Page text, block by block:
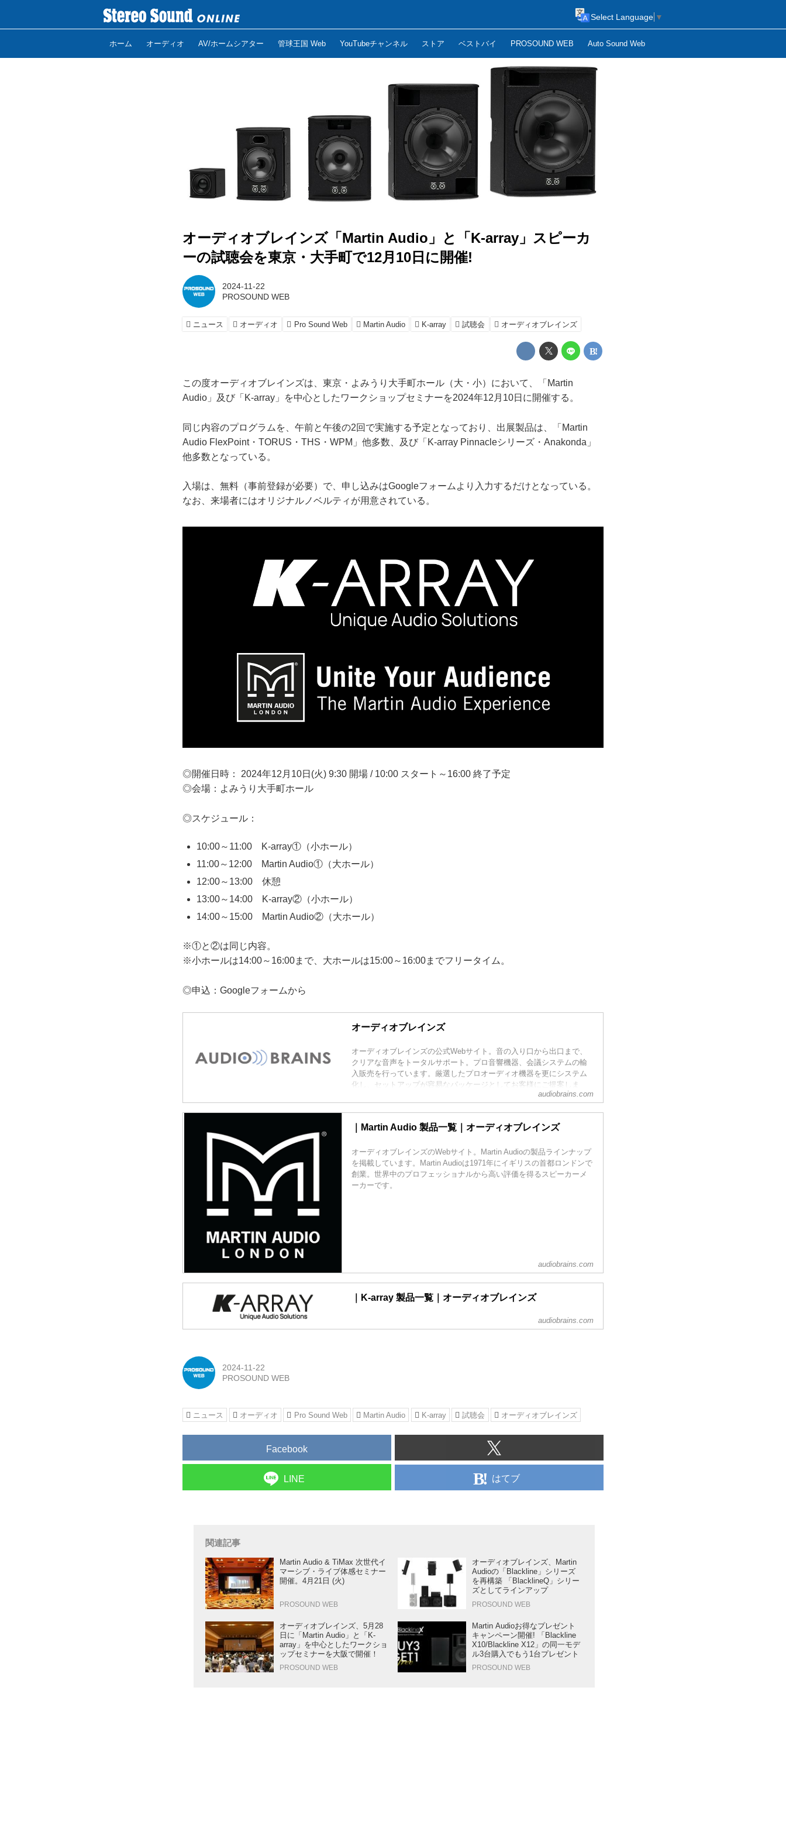
ホーム オーディオ AV/ホームシアター 管球王国 Web YouTubeチャンネル ストア ベストバイ PROSOUND WEB Auto Sound Web
Select Language ▼
オーディオブレインズ「Martin Audio」と「K-array」スピーカ
ーの試聴会を東京・大手町で12月10日に開催!
2024-11-22
PROSOUND WEB
ニュース オーディオ Pro Sound Web Martin Audio K-array 試聴会 オーディオブレインズ
この度オーディオブレインズは、 東京・よみうり大手町ホール（大・小） において、「Martin
Audio」及び「K-array」を中心としたワークショップセミナーを2024年12月10日に開催する。
同じ内容のプログラムを、午前と午後の2回で実施する予定となっており、出展製品は、「Martin
Audio FlexPoint・TORUS・THS・WPM」他多数、及び「K-array Pinnacleシリーズ・Anakonda」
他多数となっている。
入場は、無料（事前登録が必要）で、申し込みはGoogleフォームより入力するだけとなっている。
なお、来場者にはオリジナルノベルティが用意されている。
◎開催日時： 2024年12月10日(火) 9:30 開場 / 10:00 スタート～16:00 終了予定
◎会場： よみうり大手町ホール
◎スケジュール：
10:00～11:00 K-array①（小ホール）
11:00～12:00 Martin Audio①（大ホール）
12:00～13:00 休憩
13:00～14:00 K-array②（小ホール）
14:00～15:00 Martin Audio②（大ホール）
※①と②は同じ内容。
※小ホールは14:00～16:00まで、大ホールは15:00～16:00までフリータイム。
◎申込： Googleフォームから
オーディオブレインズ
オーディオブレインズの公式Webサイト。音の入り口から出口まで、
クリアな音声をトータルサポート。プロ音響機器、会議システムの輸
入販売を行っています。厳選したプロオーディオ機器を更にシステム
化し、セットアップが容易なパッケージとしてお客様にご提案しま
audiobrains.com
｜Martin Audio 製品一覧｜オーディオブレインズ
オーディオブレインズのWebサイト。Martin Audioの製品ラインナップ
を掲載しています。Martin Audioは1971年にイギリスの首都ロンドンで
創業。世界中のプロフェッショナルから高い評価を得るスピーカーメ
ーカーです。
audiobrains.com
｜K-array 製品一覧｜オーディオブレインズ
K-arrayではスピーカーに最適なアンプを各種取り揃えております。各
audiobrains.com
2024-11-22
PROSOUND WEB
ニュース オーディオ Pro Sound Web Martin Audio K-array 試聴会 オーディオブレインズ
Facebook
LINE はてブ
関連記事
Martin Audio & TiMax 次世代イ
マーシブ・ライブ体感セミナー
開催。4月21日 (火)
PROSOUND WEB
オーディオブレインズ、Martin
Audioの「Blackline」シリーズ
を再構築 「BlacklineQ」シリー
ズとしてラインアップ
PROSOUND WEB
オーディオブレインズ、5月28
日に「Martin Audio」と「K-
array」を中心としたワークショ
ップセミナーを大阪で開催！
PROSOUND WEB
Martin Audioお得なプレゼント
キャンペーン開催! 「Blackline
X10/Blackline X12」の同一モデ
ル3台購入でもう1台プレゼント
PROSOUND WEB